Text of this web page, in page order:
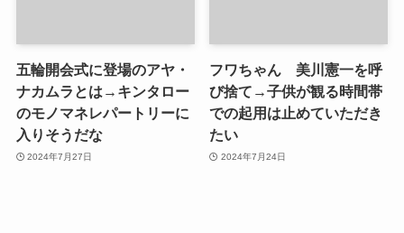
五輪開会式に登場のアヤ・
ナカムラとは→キンタロー
のモノマネレパートリーに
入りそうだな
2024年7月27日
フワちゃん 美川憲一を呼
び捨て→子供が観る時間帯
での起用は止めていただき
たい
2024年7月24日